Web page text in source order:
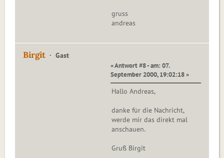
gruss
andreas
Birgit Gast
« Antwort #8 - am: 07.
September 2000, 19:02:18 »
Hallo Andreas,
danke für die Nachricht,
werde mir das direkt mal
anschauen.
Gruß Birgit